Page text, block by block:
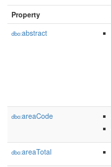
Property
dbo:abstract
dbo:areaCode
dbo:areaTotal